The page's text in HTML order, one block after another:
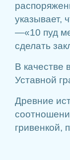
указывает,
—«10 пуд
сделать
В качестве
Уставной
Древние
гривенкой,